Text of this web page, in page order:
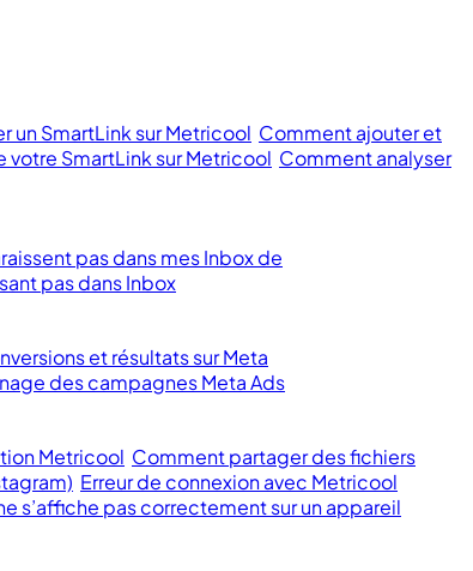
un SmartLink sur Metricool Comment ajouter et
SmartLink sur Metricool Comment analyser
pas dans mes Inbox de
pas dans Inbox
et résultats sur Meta
des campagnes Meta Ads
Metricool Comment partager des fichiers
Erreur de connexion avec Metricool
s’affiche pas correctement sur un appareil